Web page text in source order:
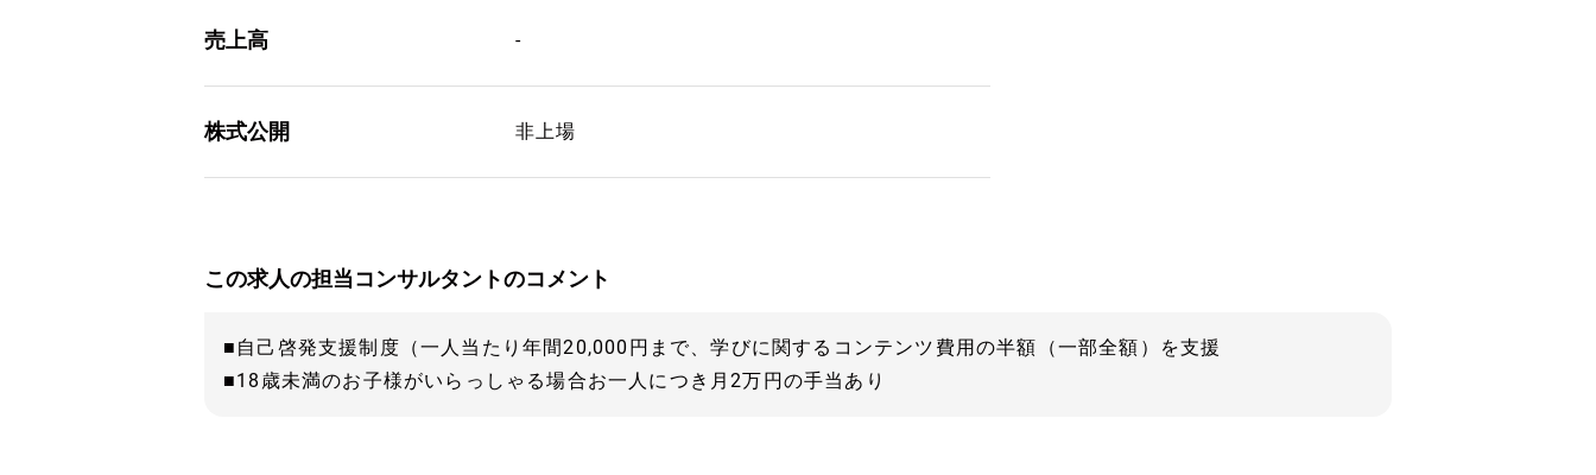
売上高 -
株式公開 非上場
この求人の担当コンサルタントのコメント
■自己啓発支援制度（一人当たり年間20,000円まで、学びに関するコンテンツ費用の半額（一部全額）を支援
■18歳未満のお子様がいらっしゃる場合お一人につき月2万円の手当あり